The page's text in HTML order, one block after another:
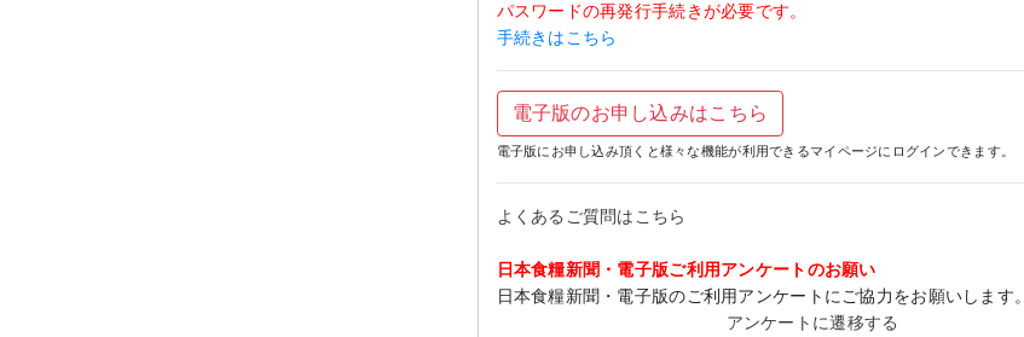
パスワードの再発行手続きが必要です。
手続きはこちら
電子版のお申し込みはこちら
電子版にお申し込み頂くと様々な機能が利用できるマイページにログインできます。
よくあるご質問はこちら
日本食糧新聞・電子版ご利用アンケートのお願い
日本食糧新聞・電子版のご利用アンケートにご協力をお願いします。
アンケートに遷移する